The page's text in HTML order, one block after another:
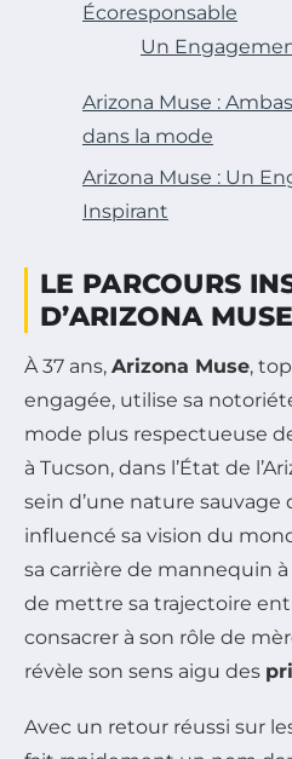
Écoresponsable
Un
Arizona Muse :
dans la mode
Arizona Muse : Un
Inspirant
LE PARCOURS
D’ARIZONA MUSE
À 37 ans, Arizona Muse,
engagée, utilise sa
mode plus respectueuse
à Tucson, dans l’État de
sein d’une nature
influencé sa vision du
sa carrière de mannequin
de mettre sa trajectoire
consacrer à son rôle de
révèle son sens aigu des
Avec un retour réussi sur